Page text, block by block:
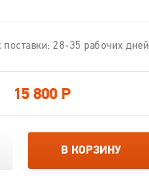
поставки: 28-35 рабочих дней
15 800 Р
В КОРЗИНУ